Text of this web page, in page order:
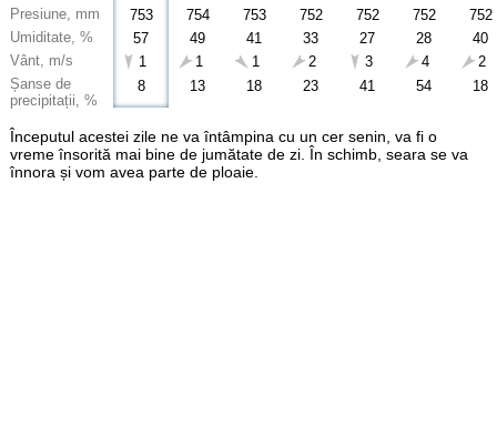
Presiune, mm
Umiditate, %
Vânt, m/s
Șanse de
precipitații, %
753
57
1
8
754
49
1
13
753
41
1
18
752
33
2
23
752
27
3
41
752
28
4
54
752
40
2
18
Începutul acestei zile ne va întâmpina cu un cer senin, va fi o
vreme însorită mai bine de jumătate de zi. În schimb, seara se va
înnora și vom avea parte de ploaie.